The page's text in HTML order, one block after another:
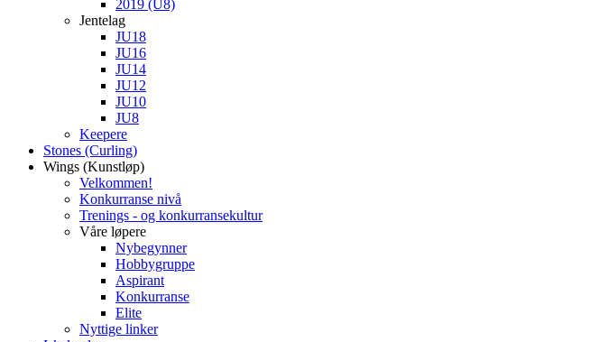
2019 (U8)
Jentelag
JU18
JU16
JU14
JU12
JU10
JU8
Keepere
Stones (Curling)
Wings (Kunstløp)
Velkommen!
Konkurranse nivå
Trenings - og konkurransekultur
Våre løpere
Nybegynner
Hobbygruppe
Aspirant
Konkurranse
Elite
Nyttige linker